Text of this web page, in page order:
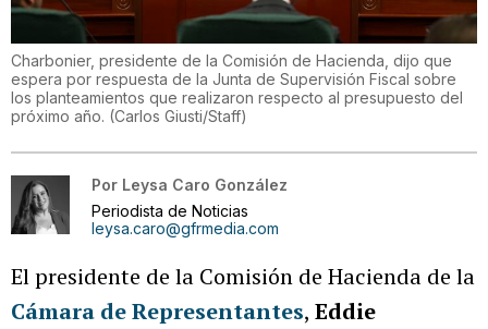
Charbonier, presidente de la Comisión de Hacienda, dijo que
espera por respuesta de la Junta de Supervisión Fiscal sobre
los planteamientos que realizaron respecto al presupuesto del
próximo año. (Carlos Giusti/Staff)
Por Leysa Caro González
Periodista de Noticias
leysa.caro@gfrmedia.com
El presidente de la Comisión de Hacienda de la
Cámara de Representantes, Eddie